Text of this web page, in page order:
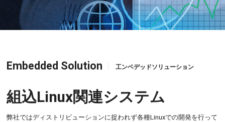
Embedded Solution 工ンベデッドソリューション
組込Linux関連システム
弊社ではディストリビューションに捉われず各種Linuxでの開発を行って